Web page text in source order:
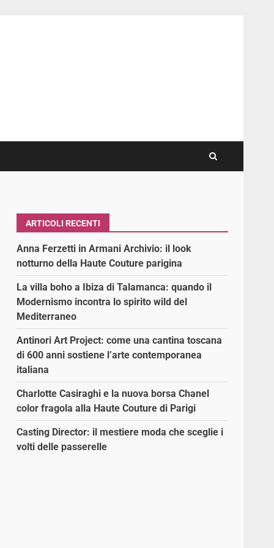
ARTICOLI RECENTI
Anna Ferzetti in Armani Archivio: il look
notturno della Haute Couture parigina
La villa boho a Ibiza di Talamanca: quando il
Modernismo incontra lo spirito wild del
Mediterraneo
Antinori Art Project: come una cantina toscana
di 600 anni sostiene l’arte contemporanea
italiana
Charlotte Casiraghi e la nuova borsa Chanel
color fragola alla Haute Couture di Parigi
Casting Director: il mestiere moda che sceglie i
volti delle passerelle